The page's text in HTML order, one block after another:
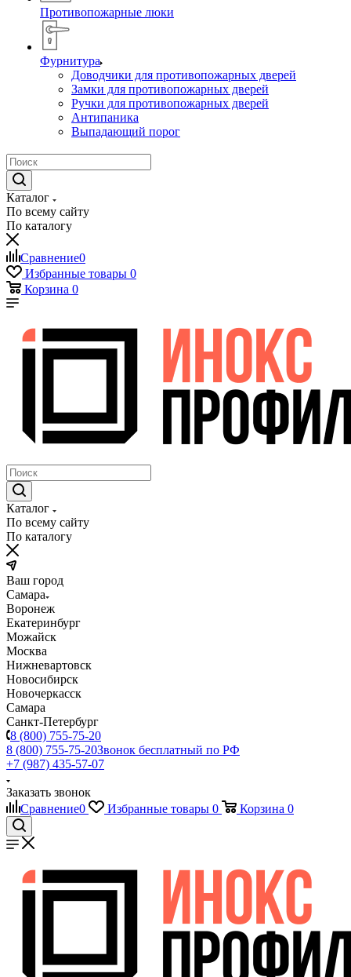
Противопожарные люки
Фурнитура
Доводчики для противопожарных дверей
Замки для противопожарных дверей
Ручки для противопожарных дверей
Антипаника
Выпадающий порог
Каталог
По всему сайту
По каталогу
Сравнение0
Избранные товары 0
Корзина 0
Каталог
По всему сайту
По каталогу
Ваш город
Самара
Воронеж
Екатеринбург
Можайск
Москва
Нижневартовск
Новосибирск
Новочеркасск
Самара
Санкт-Петербург
8 (800) 755-75-20
8 (800) 755-75-20Звонок бесплатный по РФ
+7 (987) 435-57-07
Заказать звонок
Сравнение0 Избранные товары 0 Корзина 0